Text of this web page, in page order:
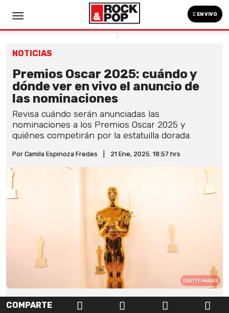
EN VIVO
NOTICIAS
Premios Oscar 2025: cuándo y
dónde ver en vivo el anuncio de
las nominaciones
Revisa cuándo serán anunciadas las
nominaciones a los Premios Oscar 2025 y
quiénes competirán por la estatuilla dorada.
Por Camila Espinoza Fredes 21 Ene, 2025. 18:57 hrs
GETTY IMAGES
COMPARTE